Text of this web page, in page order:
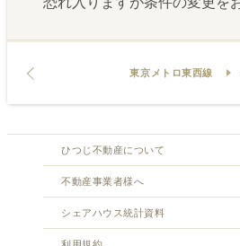
東京メトロ東西線
ひつじ不動産について
不動産事業者様へ
シェアハウス統計資料